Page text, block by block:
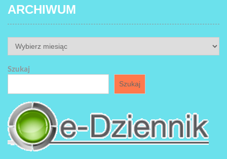
ARCHIWUM
ARCHIWUM
Szukaj
Szukaj